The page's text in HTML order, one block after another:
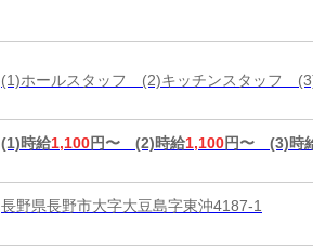
(1)ホールスタッフ (2)キッチンスタッフ
(1)時給1,100円〜 (2)時給1,100円〜 (3)時
長野県長野市大字大豆島字東沖4187-1